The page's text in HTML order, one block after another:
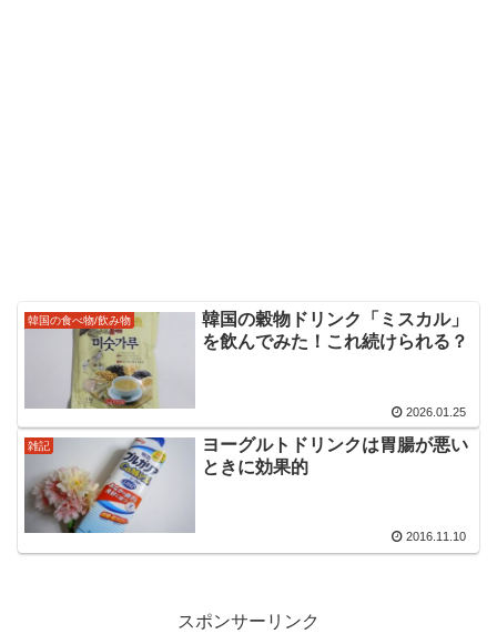
韓国の食べ物/飲み物
韓国の穀物ドリンク「ミスカル」
を飲んでみた！これ続けられる？
2026.01.25
雑記
ヨーグルトドリンクは胃腸が悪い
ときに効果的
2016.11.10
スポンサーリンク